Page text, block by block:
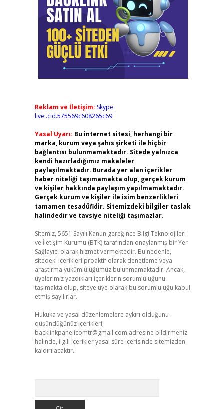
Reklam ve İletişim: Skype:
live:.cid.575569c608265c69
Yasal Uyarı: Bu internet sitesi, herhangi bir
marka, kurum veya şahıs şirketi ile hiçbir
bağlantısı bulunmamaktadır. Sitede yalnızca
kendi hazırladığımız makaleler
paylaşılmaktadır. Burada yer alan içerikler
haber niteliği taşımamakta olup, gerçek kurum
ve kişiler hakkında paylaşım yapılmamaktadır.
Gerçek kurum ve kişiler ile isim benzerlikleri
tamamen tesadüfidir. Sitemizdeki bilgiler taslak
halindedir ve tavsiye niteliği taşımazlar.
Sitemiz, 5651 Sayılı Kanun gereğince Bilgi Teknolojileri
ve İletişim Kurumu (BTK) tarafından onaylanmış bir Yer
Sağlayıcı olarak hizmet vermektedir. Bu nedenle,
sitedeki içerikleri proaktif olarak denetleme veya
araştırma yükümlülüğümüz bulunmamaktadır. Ancak,
üyelerimiz yazdıkları içeriklerin sorumluluğunu
taşımakta olup, siteye üye olarak bu sorumluluğu kabul
etmiş sayılırlar.
Hukuka ve yasal düzenlemelere aykırı olduğunu
düşündüğünüz içerikleri,
backlinkpanelicomtr@gmail.com adresine bildirmeniz
halinde, ilgili içerikler yasal süre içerisinde sitemizden
kaldırılacaktır.